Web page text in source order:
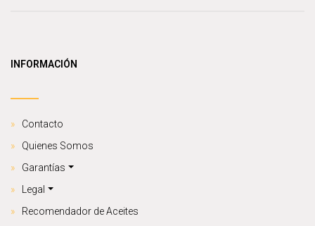
INFORMACIÓN
Contacto
Quienes Somos
Garantías
Legal
Recomendador de Aceites